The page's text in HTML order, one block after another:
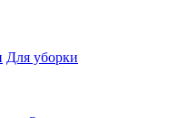
Для уборки